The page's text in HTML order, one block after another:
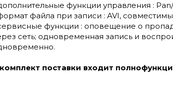
функции управления :
файла при записи : AVI,
функции : оповещение о
сеть; одновременная запись и
поставки входит